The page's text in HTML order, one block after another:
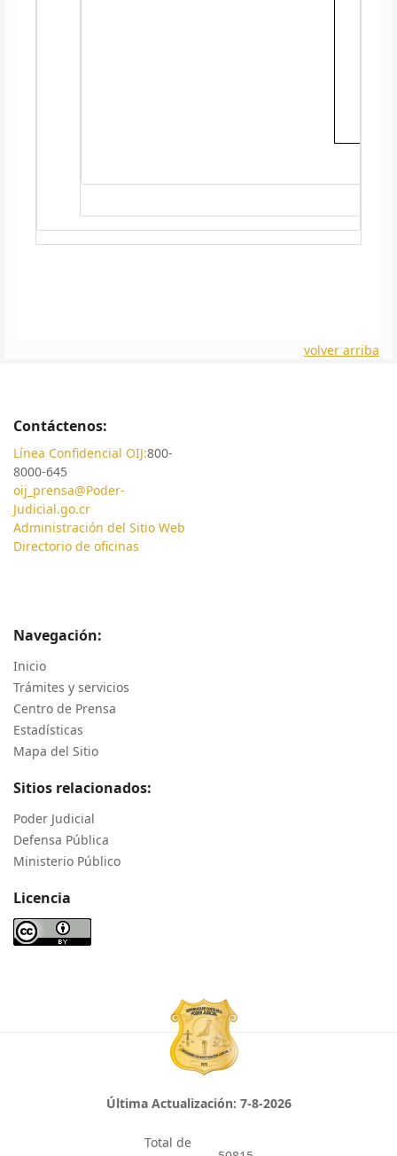
volver arriba
Contáctenos:
Línea Confidencial OIJ:800-
8000-645
oij_prensa@Poder-
Judicial.go.cr
Administración del Sitio Web
Directorio de oficinas
Navegación:
Inicio
Trámites y servicios
Centro de Prensa
Estadísticas
Mapa del Sitio
Sitios relacionados:
Poder Judicial
Defensa Pública
Ministerio Público
Licencia
Última Actualización: 7-8-2026
Total de